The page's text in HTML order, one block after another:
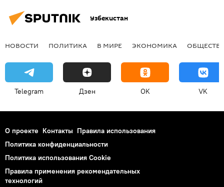
Узбекистан
НОВОСТИ ПОЛИТИКА В МИРЕ ЭКОНОМИКА
Telegram Дзен OK VK
О проекте Контакты Правила использования
Политика конфиденциальности
Политика использования Cookie
Правила применения рекомендательных
технологий